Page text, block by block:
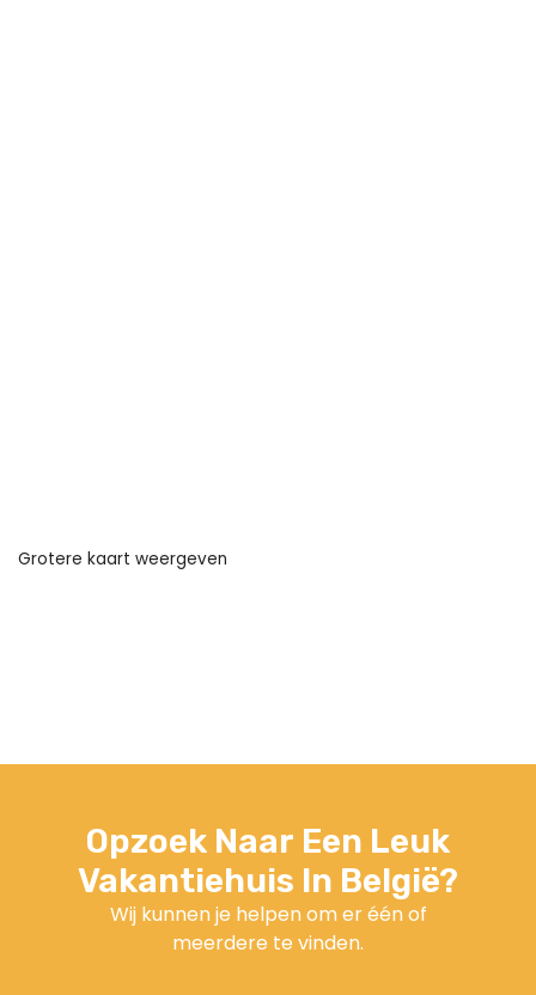
Grotere kaart weergeven
Opzoek Naar Een Leuk
Vakantiehuis In België?
Wij kunnen je helpen om er één of
meerdere te vinden.